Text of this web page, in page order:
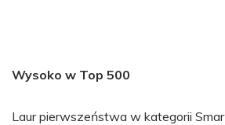
Wysoko w Top 500
Laur pierwszeństwa w kategorii